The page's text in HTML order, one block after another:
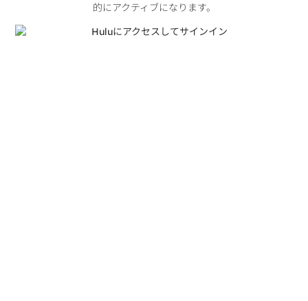
的にアクティブになります。